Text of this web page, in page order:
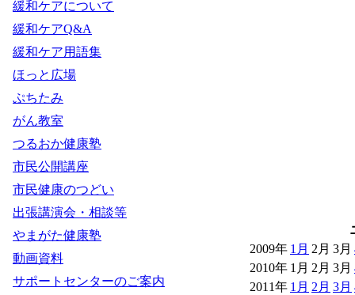
緩和ケアについて
緩和ケアQ&A
緩和ケア用語集
ほっと広場
ぷちたみ
がん教室
つるおか健康塾
市民公開講座
市民健康のつどい
出張講演会・相談等
やまがた健康塾
動画資料
サポートセンターのご案内
2009年 1月 2月 3月
2010年 1月 2月 3月
2011年 1月 2月 3月